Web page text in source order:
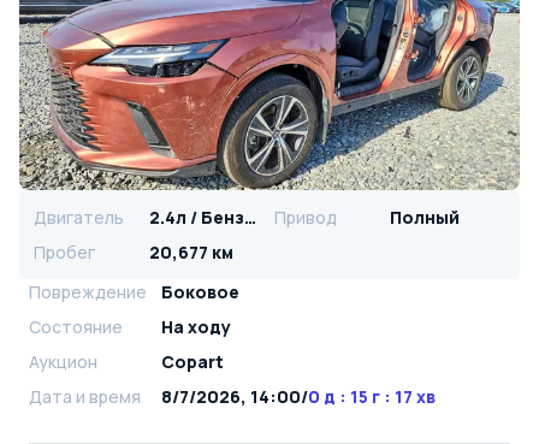
Двигатель 2.4л / Бензин Привод
Полный
Пробег
20,677 км
Повреждение
Боковое
Состояние
На ходу
Аукцион
Copart
Дата и время
8/7/2026, 14:00/0 д : 15 г : 17 хв